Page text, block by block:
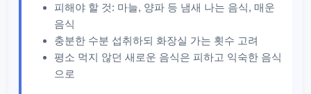
피해야 할 것: 마늘, 양파 등 냄새 나는 음식, 매운
음식
충분한 수분 섭취하되 화장실 가는 횟수 고려
평소 먹지 않던 새로운 음식은 피하고 익숙한 음식
으로